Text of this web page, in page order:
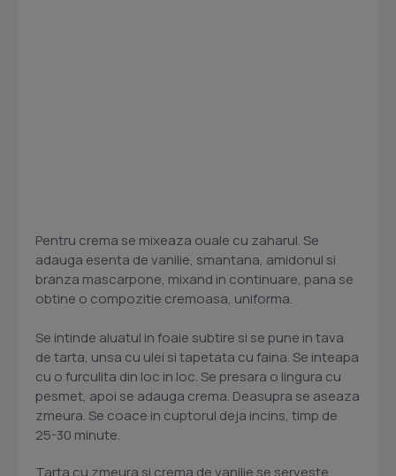
Pentru crema se mixeaza ouale cu zaharul. Se
adauga esenta de vanilie, smantana, amidonul si
branza mascarpone, mixand in continuare, pana se
obtine o compozitie cremoasa, uniforma.
Se intinde aluatul in foaie subtire si se pune in tava
de tarta, unsa cu ulei si tapetata cu faina. Se inteapa
cu o furculita din loc in loc. Se presara o lingura cu
pesmet, apoi se adauga crema. Deasupra se aseaza
zmeura. Se coace in cuptorul deja incins, timp de
25-30 minute.
Tarta cu zmeura si crema de vanilie se serveste